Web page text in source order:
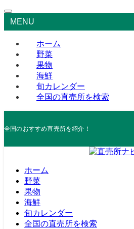
MENU
ホーム
野菜
果物
海鮮
旬カレンダー
全国の直売所を検索
全国のおすすめ直売所を紹介！
ホーム
野菜
果物
海鮮
旬カレンダー
全国の直売所を検索